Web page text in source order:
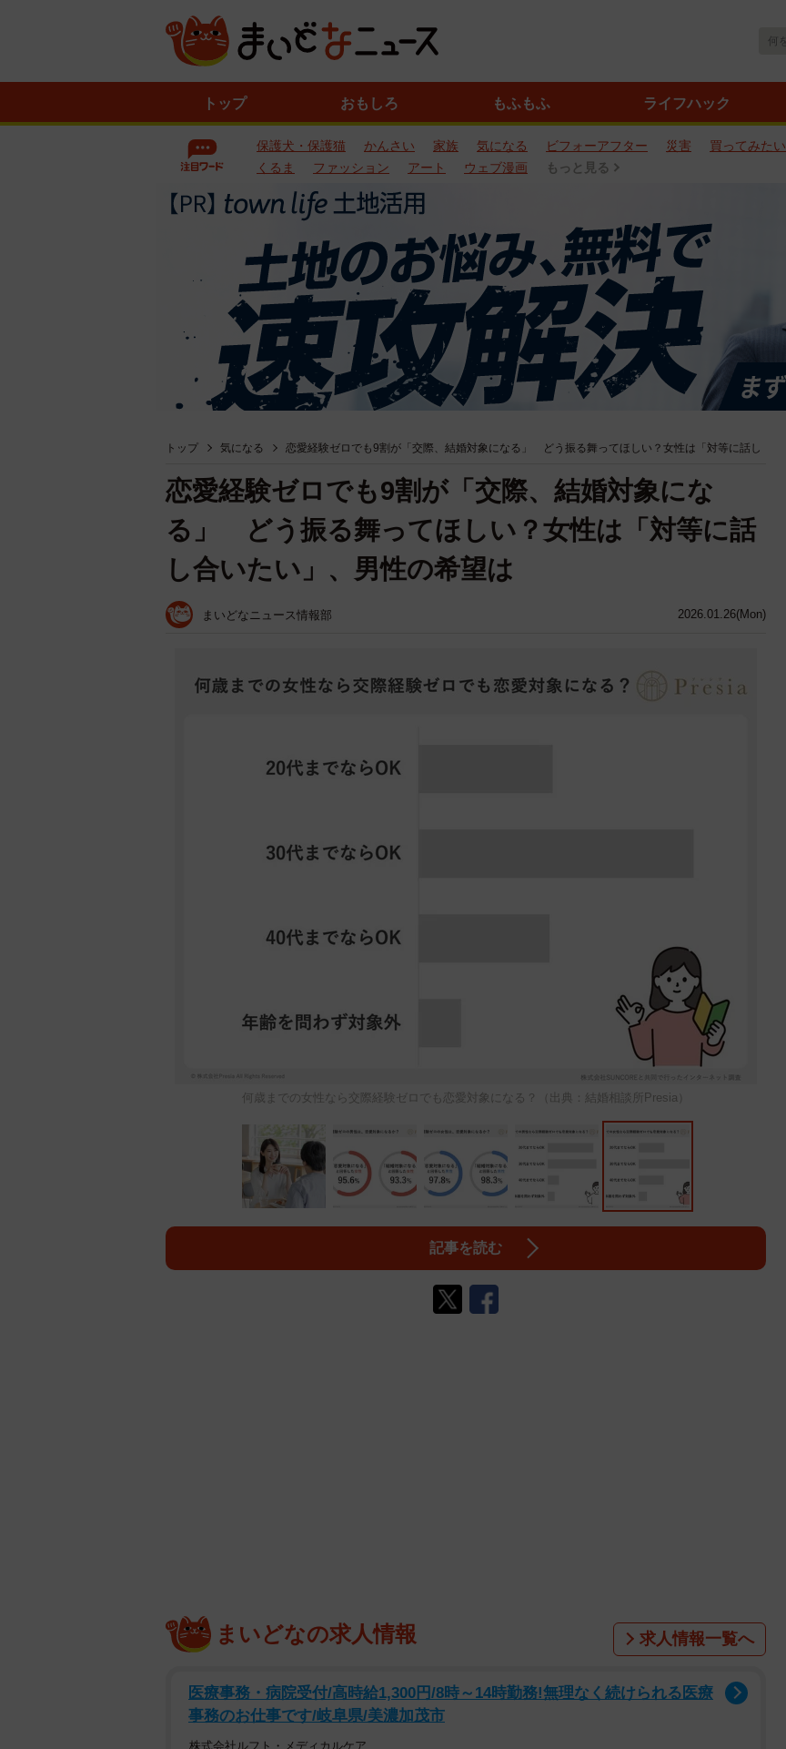
トップ おもしろ もふもふ ライフハック
保護犬・保護猫 かんさい 家族 気になる ビフォーアフター 災害 買ってみたい
くるま
ファッション アート ウェブ漫画 もっと見る
トップ 気になる 恋愛経験ゼロでも9割が「交際、結婚対象になる」 どう振る舞ってほしい？女性は「対等に話し
2026.01.26(Mon)
恋愛経験ゼロでも9割が「交際、結婚対象にな
る」 どう振る舞ってほしい？女性は「対等に話
し合いたい」、男性の希望は
まいどなニュース情報部
何歳までの女性なら交際経験ゼロでも恋愛対象になる？（出典：結婚相談所Presia）
記事を読む
まいどなの求人情報 求人情報一覧へ
医療事務・病院受付/高時給1,300円/8時～14時勤務!無理なく続けられる医療
事務のお仕事です/岐阜県/美濃加茂市
株式会社ルフト・メディカルケア